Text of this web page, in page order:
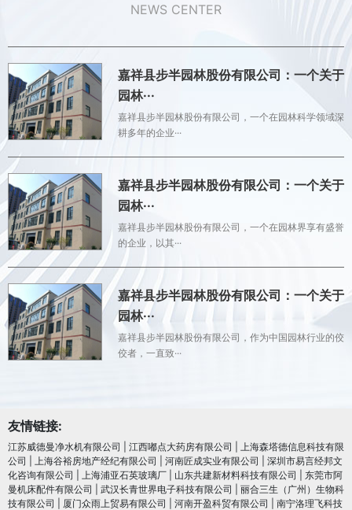
NEWS CENTER
嘉祥县步半园林股份有限公司：一个关于
园林···
嘉祥县步半园林股份有限公司，一个在园林科学领域深
耕多年的企业···
嘉祥县步半园林股份有限公司：一个关于
园林···
嘉祥县步半园林股份有限公司，一个在园林界享有盛誉
的企业，以其···
嘉祥县步半园林股份有限公司：一个关于
园林···
嘉祥县步半园林股份有限公司，作为中国园林行业的佼
佼者，一直致···
友情链接:
江苏威德曼净水机有限公司 江西嘟点大药房有限公司
上海森塔德信息科技有限
公司
上海谷裕房地产经纪有限公司 河南匠成实业有限公司
深圳市易言经邦文
化咨询有限公司
上海浦亚石英玻璃厂 山东共建新材料科技有限公司
东莞市阿
曼机床配件有限公司
武汉长青世界电子科技有限公司
丽合三生（广州）生物科
技有限公司
厦门众雨上贸易有限公司 河南开盈科贸有限公司
南宁洛理飞科技